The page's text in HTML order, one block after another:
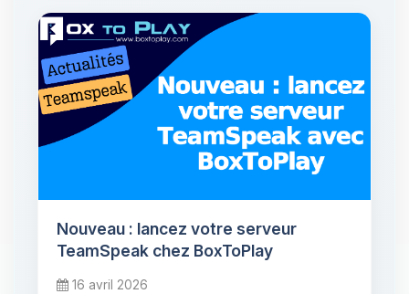
Nouveau : lancez votre serveur
TeamSpeak chez BoxToPlay
16 avril 2026